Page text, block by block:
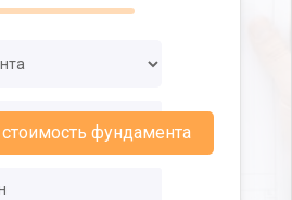
стоимость фундамента